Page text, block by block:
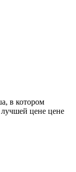
в котором
цене цене